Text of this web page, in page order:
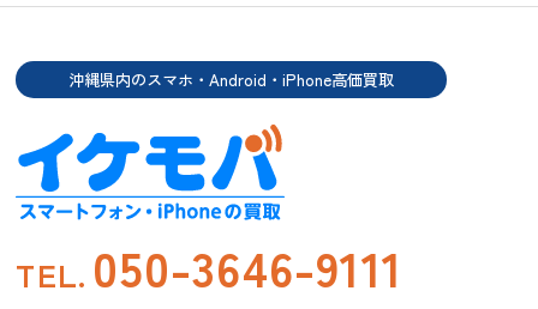
沖縄県内のスマホ・Android・iPhone高価買取
TEL. 050-3646-9111